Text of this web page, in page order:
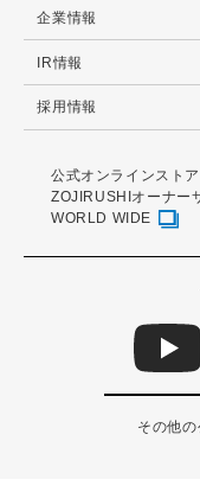
企業情報
IR情報
採用情報
公式オンラインストア
ZOJIRUSHIオーナー
WORLD WIDE
その他